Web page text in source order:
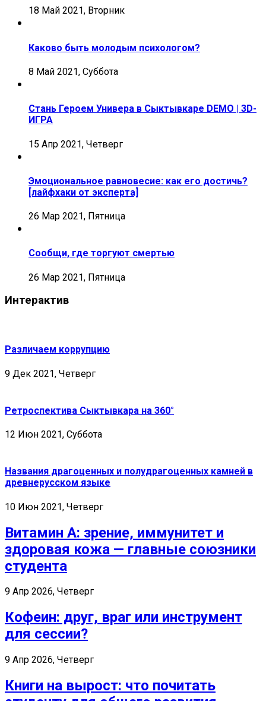
18 Май 2021, Вторник
Каково быть молодым психологом?
8 Май 2021, Суббота
Стань Героем Универа в Сыктывкаре DEMO | 3D-
ИГРА
15 Апр 2021, Четверг
Эмоциональное равновесие: как его достичь?
[лайфхаки от эксперта]
26 Мар 2021, Пятница
Сообщи, где торгуют смертью
26 Мар 2021, Пятница
Интерактив
Различаем коррупцию
9 Дек 2021, Четверг
Ретроспектива Сыктывкара на 360°
12 Июн 2021, Суббота
Названия драгоценных и полудрагоценных камней в
древнерусском языке
10 Июн 2021, Четверг
Витамин А: зрение, иммунитет и
здоровая кожа — главные союзники
студента
9 Апр 2026, Четверг
Кофеин: друг, враг или инструмент
для сессии?
9 Апр 2026, Четверг
Книги на вырост: что почитать